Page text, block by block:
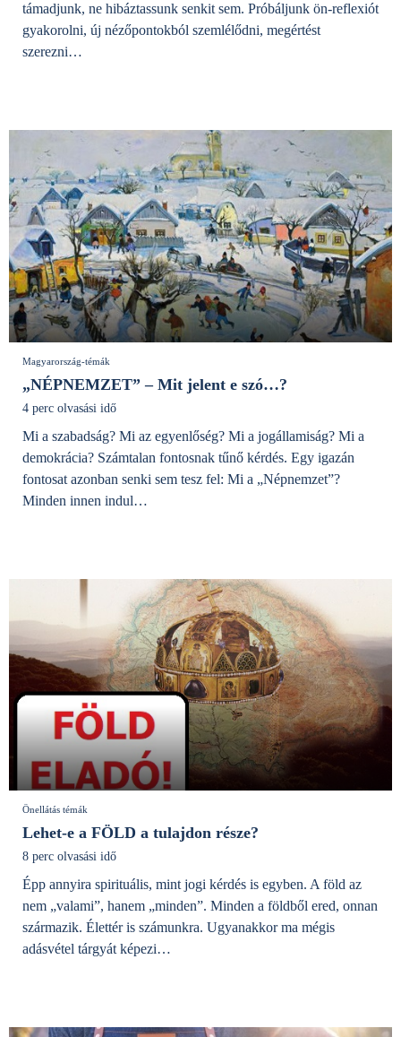
támadjunk, ne hibáztassunk senkit sem. Próbáljunk ön-reflexiót
gyakorolni, új nézőpontokból szemlélődni, megértést
szerezni…
Magyarország-témák
„NÉPNEMZET” – Mit jelent e szó…?
4 perc olvasási idő
Mi a szabadság? Mi az egyenlőség? Mi a jogállamiság? Mi a
demokrácia? Számtalan fontosnak tűnő kérdés. Egy igazán
fontosat azonban senki sem tesz fel: Mi a „Népnemzet”?
Minden innen indul…
Önellátás témák
Lehet-e a FÖLD a tulajdon része?
8 perc olvasási idő
Épp annyira spirituális, mint jogi kérdés is egyben. A föld az
nem „valami”, hanem „minden”. Minden a földből ered, onnan
származik. Élettér is számunkra. Ugyanakkor ma mégis
adásvétel tárgyát képezi…